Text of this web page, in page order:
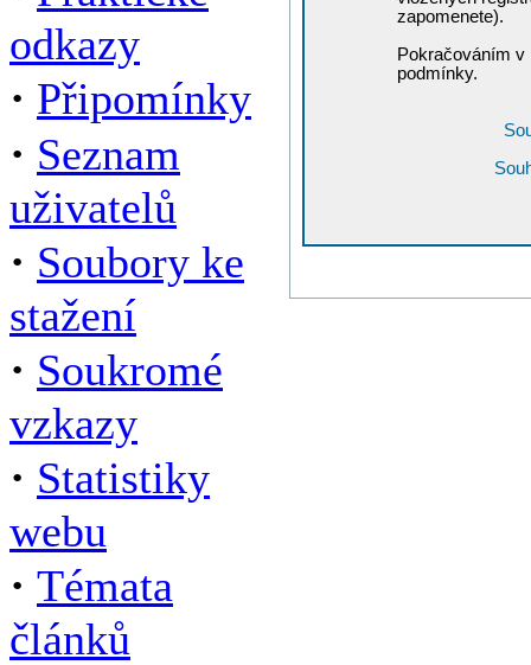
odkazy
· Připomínky
· Seznam
uživatelů
· Soubory ke
stažení
· Soukromé
vzkazy
· Statistiky
webu
· Témata
článků
zapomenete).
Pokračováním v
podmínky.